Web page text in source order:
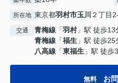
所在地 東京都羽村市玉川 ２丁目
交通 青梅線 「羽村」駅 徒歩13
青梅線 「福生 」駅 徒歩25
八高線 「東福生 」駅 徒歩
無料 お